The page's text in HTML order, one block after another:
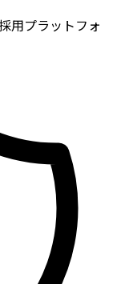
用プラットフォ